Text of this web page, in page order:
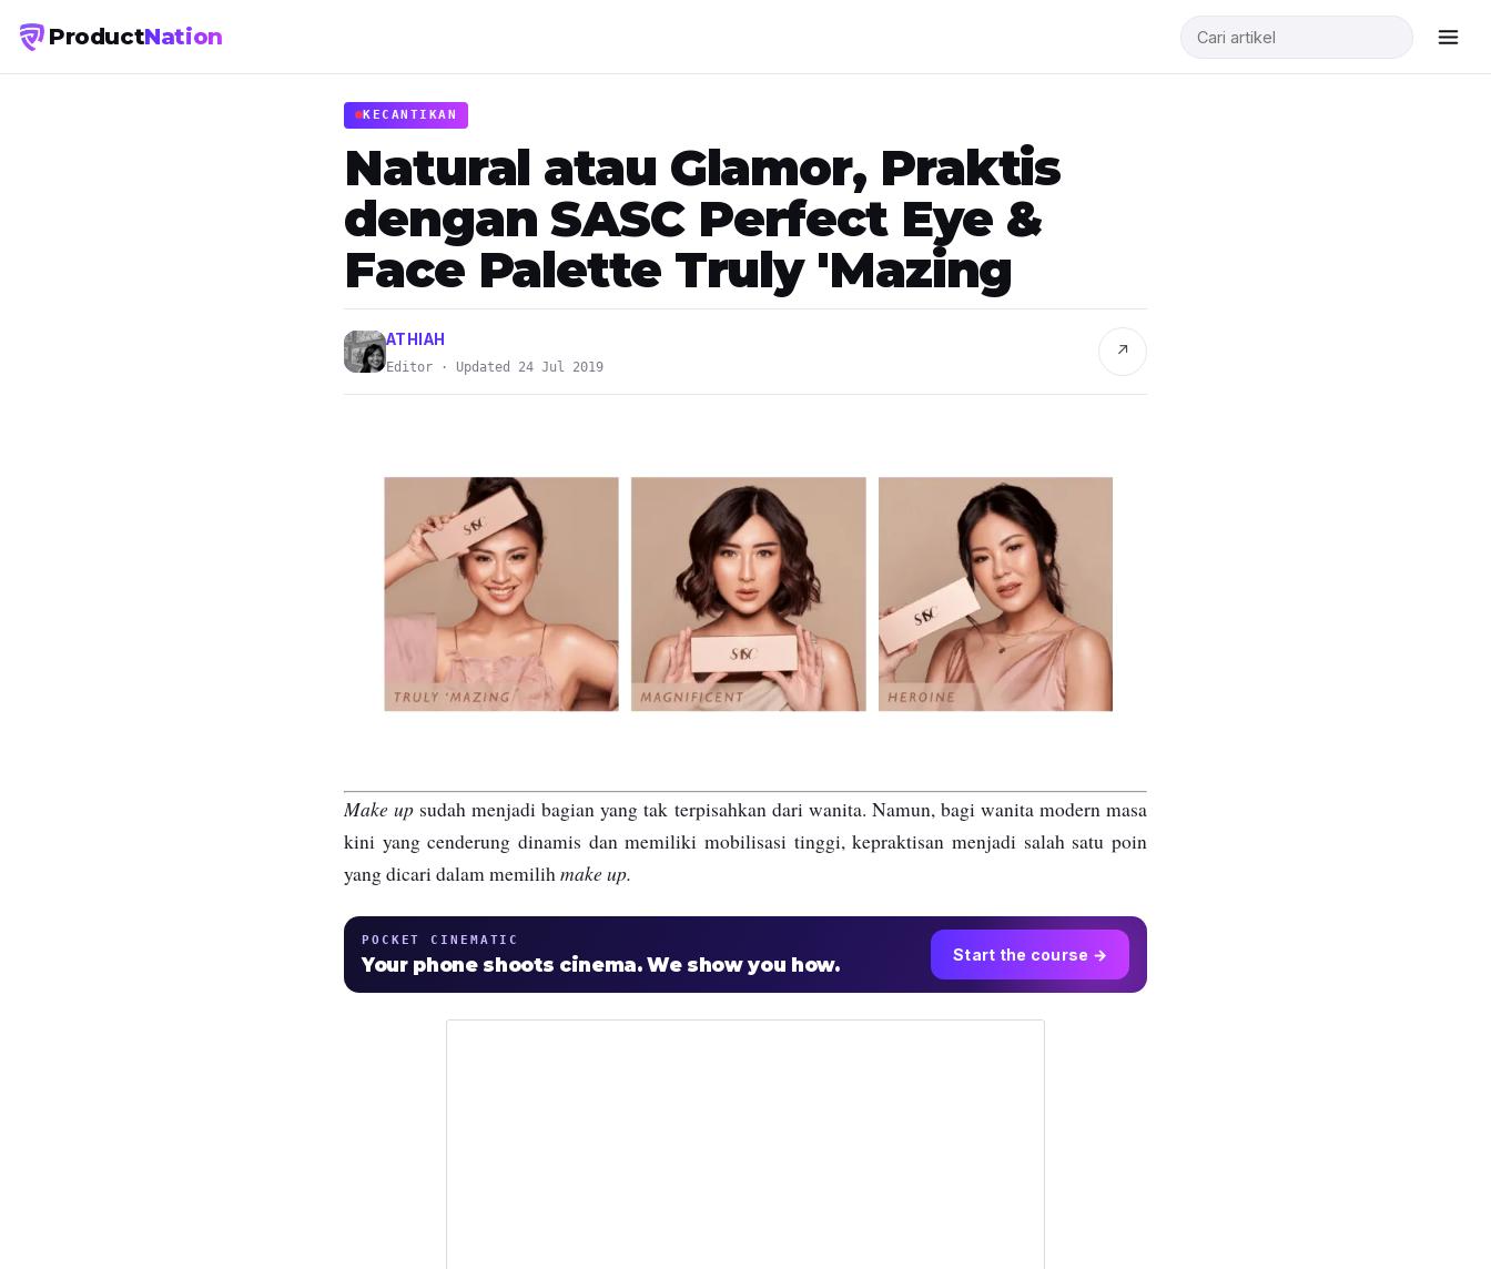
ProductNation
KECANTIKAN
Natural atau Glamor, Praktis
dengan SASC Perfect Eye &
Face Palette Truly 'Mazing
ATHIAH
Editor · Updated 24 Jul 2019
↗
Make up sudah menjadi bagian yang tak terpisahkan dari wanita. Namun, bagi wanita modern masa
kini yang cenderung dinamis dan memiliki mobilisasi tinggi, kepraktisan menjadi salah satu poin
yang dicari dalam memilihmake up.
POCKET CINEMATIC
Your phone shoots cinema. We show you how. Start the course →